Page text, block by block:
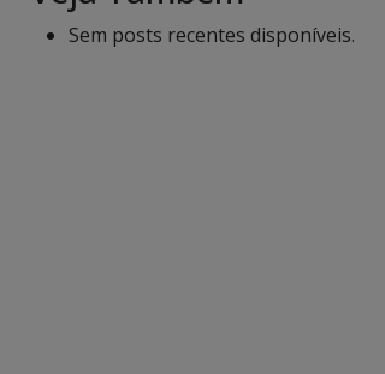
Sem posts recentes disponíveis.